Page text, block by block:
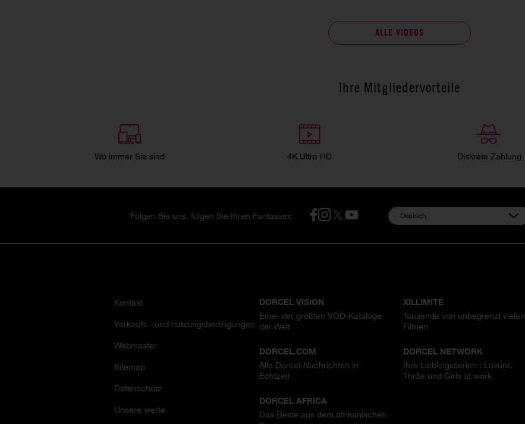
ALLE VIDEOS
Ihre Mitgliedervorteile
Wo immer Sie sind 4K Ultra HD Diskrete Zahlung
Folgen Sie uns, folgen Sie Ihren Fantasien: Deutsch
Kontakt
Verkaufs - und nutzungsbedingungen
Webmaster
Sitemap
Datenschutz
Unsere werte
DORCEL VISION
Einer der größten VOD-Kataloge
der Welt
XILLIMITE
Tausende von unbegrenzt vielen
Filmen
DORCEL.COM
Alle Dorcel-Nachrichten in
Echtzeit
DORCEL NETWORK
Ihre Lieblingsserien : Luxure,
Thr3e und Girls at work
DORCEL AFRICA
Das Beste aus dem afrikanischen